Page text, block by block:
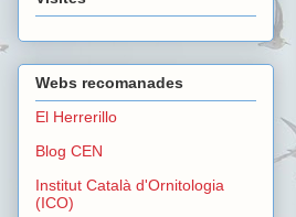
Webs recomanades
El Herrerillo
Blog CEN
Institut Català d'Ornitologia
(ICO)